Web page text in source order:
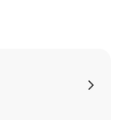
病) ------ 김현선(金